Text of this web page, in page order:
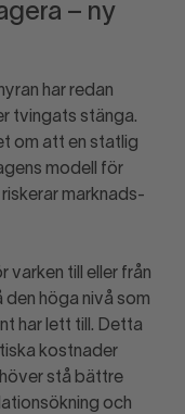
– ny
har redan
tvingats stänga.
om att en statlig
modell för
marknads-
varken till eller från
den höga nivå som
har lett till. Detta
kostnader
stå bättre
och